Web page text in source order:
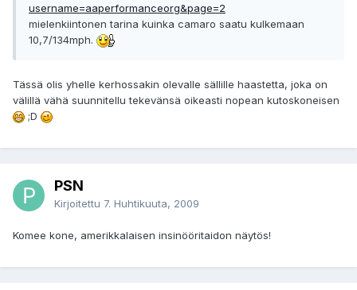
username=aaperformanceorg&page=2
mielenkiintonen tarina kuinka camaro saatu kulkemaan
10,7/134mph.
Tässä olis yhelle kerhossakin olevalle sällille haastetta, joka on
välillä vähä suunnitellu tekevänsä oikeasti nopean kutoskoneisen
;D
PSN
Kirjoitettu 7. Huhtikuuta, 2009
Komee kone, amerikkalaisen insinööritaidon näytös!